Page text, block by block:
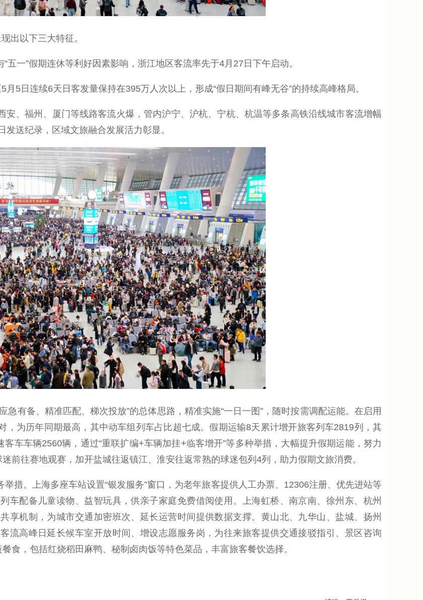
出以下三大特征。
一”假期连休等利好因素影响，浙江地区客流率先于4月27日下午启动。
日连续6天日客发量保持在395万人次以上，形成“假日期间有峰无谷”的持续高峰格局。
、福州、厦门等线路客流火爆，管内沪宁、沪杭、宁杭、杭温等多条高铁沿线城市客流增幅
送纪录，区域文旅融合发展活力彰显。
有备、精准匹配、梯次投放”的总体思路，精准实施“一日一图”，随时按需调配运能。在启用
，为历年同期最高，其中动车组列车占比超七成。假期运输8天累计增开旅客列车2819列，其
车车辆2560辆，通过“重联扩编+车辆加挂+临客增开”等多种举措，大幅提升假期运能，努力
前往赛地观赛，加开盐城往返镇江、淮安往返常熟的球迷包列4列，助力假期文旅消费。
。上海多座车站设置“银发服务”窗口，为老年旅客提供人工办票、12306注册、优先进站等
车配备儿童读物、益智玩具，供亲子家庭免费借阅使用。上海虹桥、南京南、徐州东、杭州
享机制，为城市交通加密班次、延长运营时间提供数据支撑。黄山北、九华山、盐城、扬州
流高峰日延长候车室开放时间、增设志愿服务岗，为往来旅客提供交通接驳指引、景区咨询
食，包括红烧稻田麻鸭、秘制卤肉饭等特色菜品，丰富旅客餐饮选择。